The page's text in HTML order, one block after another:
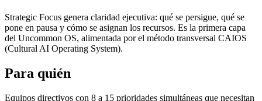
Strategic Focus genera claridad ejecutiva: qué se persigue, qué se
pone en pausa y cómo se asignan los recursos. Es la primera capa
del Uncommon OS, alimentada por el método transversal CAIOS
(Cultural AI Operating System).
Para quién
Equipos directivos con 8 a 15 prioridades simultáneas que necesitan